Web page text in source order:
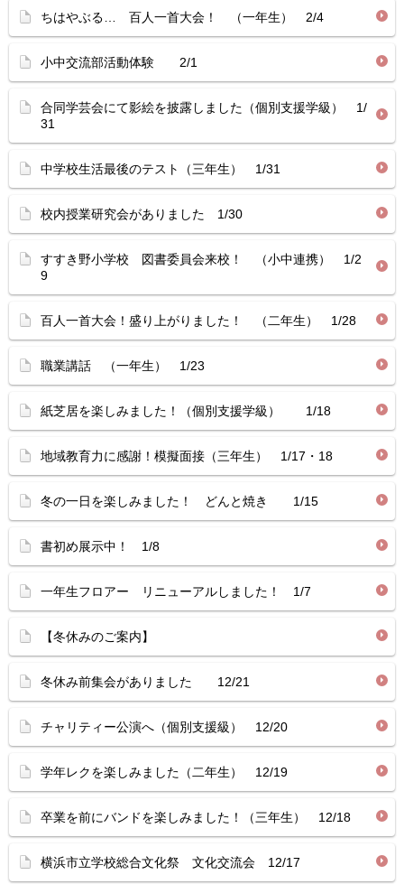
ちはやぶる… 百人一首大会！ （一年生） 2/4
小中交流部活動体験 2/1
合同学芸会にて影絵を披露しました（個別支援学級） 1/
31
中学校生活最後のテスト（三年生） 1/31
校内授業研究会がありました 1/30
すすき野小学校 図書委員会来校！ （小中連携） 1/2
9
百人一首大会！盛り上がりました！ （二年生） 1/28
職業講話 （一年生） 1/23
紙芝居を楽しみました！（個別支援学級） 1/18
地域教育力に感謝！模擬面接（三年生） 1/17・18
冬の一日を楽しみました！ どんと焼き 1/15
書初め展示中！ 1/8
一年生フロアー リニューアルしました！ 1/7
【冬休みのご案内】
冬休み前集会がありました 12/21
チャリティー公演へ（個別支援級） 12/20
学年レクを楽しみました（二年生） 12/19
卒業を前にバンドを楽しみました！（三年生） 12/18
横浜市立学校総合文化祭 文化交流会 12/17